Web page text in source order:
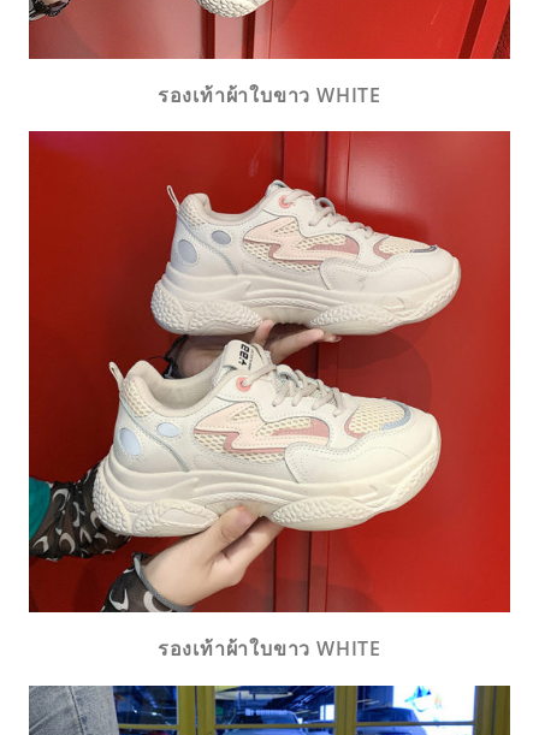
รองเท้าผ้าใบขาว WHITE
รองเท้าผ้าใบขาว WHITE